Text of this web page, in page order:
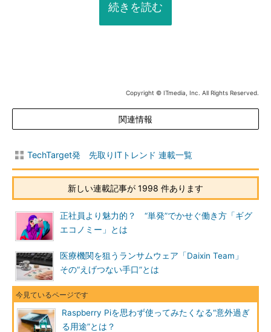
続きを読む
Copyright © ITmedia, Inc. All Rights Reserved.
関連情報
TechTarget発 先取りITトレンド 連載一覧
新しい連載記事が 1998 件あります
正社員より魅力的？ “単発”でかせぐ働き方「ギグ
エコノミー」とは
医療機関を狙うランサムウェア「Daixin Team」
その“えげつない手口”とは
Raspberry Piを思わず使ってみたくなる“意外過ぎ
る用途”とは？